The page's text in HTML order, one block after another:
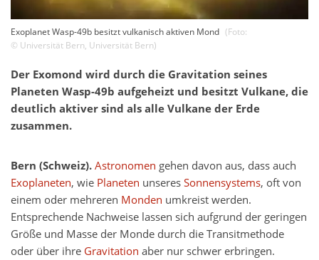
Exoplanet Wasp-49b besitzt vulkanisch aktiven Mond (Foto:
© Universität Bern, Universität Bern)
Der Exomond wird durch die Gravitation seines
Planeten Wasp-49b aufgeheizt und besitzt Vulkane, die
deutlich aktiver sind als alle Vulkane der Erde
zusammen.
Bern (Schweiz).Astronomen gehen davon aus, dass auch
Exoplaneten, wie Planeten unseresSonnensystems, oft von
einem oder mehreren Monden umkreist werden.
Entsprechende Nachweise lassen sich aufgrund der geringen
Größe und Masse der Monde durch die Transitmethode
oder über ihre Gravitation aber nur schwer erbringen.